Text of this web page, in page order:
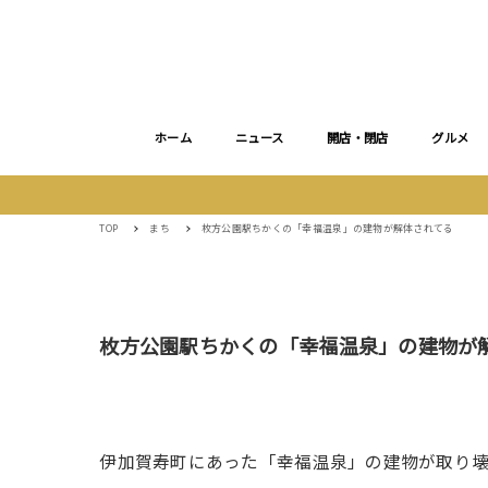
ホーム ニュース 開店・閉店 グルメ
TOP まち 枚方公園駅ちかくの「幸福温泉」の建物が解体されてる
枚方公園駅ちかくの「幸福温泉」の建物が
伊加賀寿町にあった「幸福温泉」の建物が取り